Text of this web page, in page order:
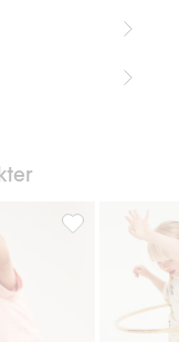
med trykk, Legg til i
Kortermet T-